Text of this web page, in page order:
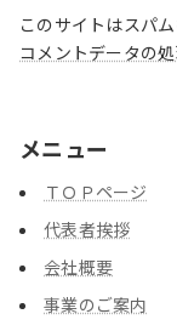
このサイトはスパ
コメントデータの
メニュー
ＴＯＰページ
代表者挨拶
会社概要
事業のご案内